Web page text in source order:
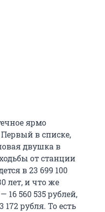
ярмо
Первый в списке,
двушка в
от станции
в 23 699 100
лет, и что же
560 535 рублей,
рубля. То есть